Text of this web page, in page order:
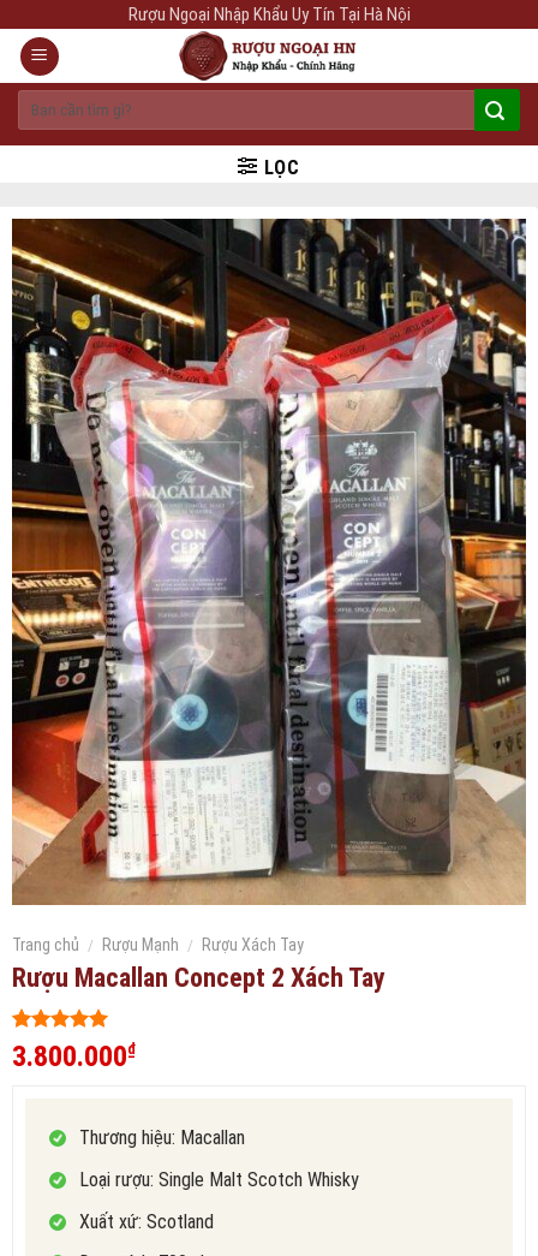
content
Rượu Ngoại Nhập Khẩu Uy Tín Tại Hà Nội
kiếm:
LỌC
Trang chủ / Rượu Mạnh / Rượu Xách Tay
Rượu Macallan Concept 2 Xách Tay
5trên 5
dựa trên
494
3.800.000₫
Thương hiệu: Macallan
Loại rượu: Single Malt Scotch Whisky
Xuất xứ: Scotland